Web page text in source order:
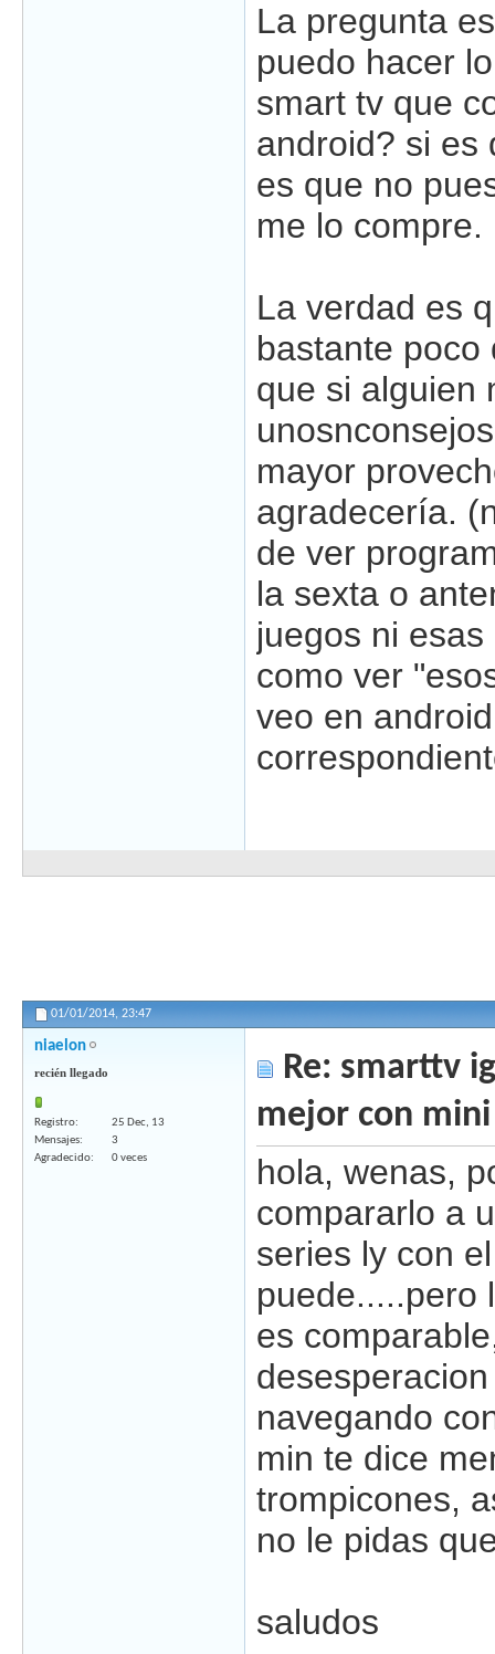
La pregunta
puedo hacer
smart tv que
android? si es
es que no
me lo compre.
La verdad es
bastante
que si alguien
mayor
agradecería.
de ver
la sexta o
juegos ni
como ver
veo en
01/01/2014, 23:47
niaelon
recién llegado
Registro
25 Dec, 13
Mensajes
3
Agradecido
0 veces
Re: smarttv
mejor con mini
hola, wenas,
compararlo a
series ly con
puede.....pero
es
navegando
min te dice
trompicones,
no le pidas
saludos